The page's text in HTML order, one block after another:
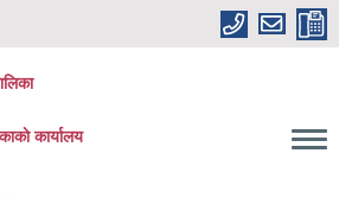
कार्यालय